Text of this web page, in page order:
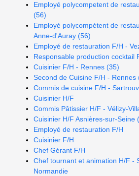
Employé polycompetent de
(56)
Employé polycompétent de
Anne-d'Auray (56)
Employé de restauration F/H -
Responsable production cocktail
Cuisinier F/H - Rennes (35)
Second de Cuisine F/H - Rennes
Commis de cuisine F/H -
Cuisinier H/F
Commis Pâtissier H/F - Vélizy-
Cuisinier H/F Asnières-sur-Seine
Employé de restauration F/H
Cuisinier F/H
Chef Gérant F/H
Chef tournant et animation H/F -
Normandie